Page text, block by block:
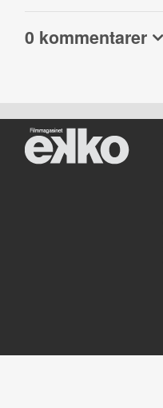
0 kommentarer